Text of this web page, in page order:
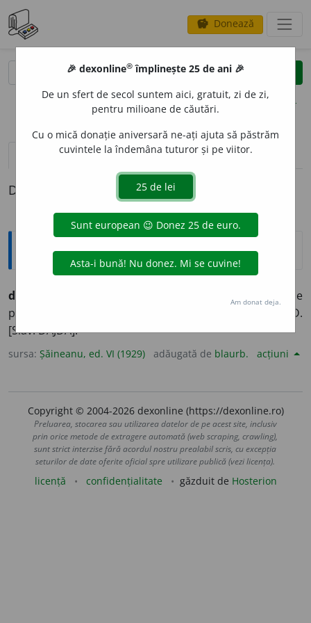
savings Donează
clear
opțiuni
definiții (1)
Definiția cu ID-ul 795951:
Explicative DEX
dajdie
f. od. dare, contribuțiune, în special dare de
pământ sau fonciară:
OD.
[Slav. DAJDA].
sursa: Șăineanu, ed. VI (1929) adăugată de blaurb. acțiuni
Copyright © 2004-2026 dexonline (https://dexonline.ro)
Preluarea, stocarea sau utilizarea datelor de pe acest site, inclusiv
prin orice metode de extragere automată (web scraping, crawling),
sunt strict interzise fără acordul nostru prealabil scris, cu excepția
seturilor de date oferite oficial spre utilizare publică (vezi licența).
licență confidențialitate găzduit de Hosterion
🎉 dexonline® împlinește 25 de ani 🎉
De un sfert de secol suntem aici, gratuit, zi de zi,
pentru milioane de căutări.
Cu o mică donație aniversară ne-ați ajuta să păstrăm
cuvintele la îndemâna tuturor și pe viitor.
Am donat deja.